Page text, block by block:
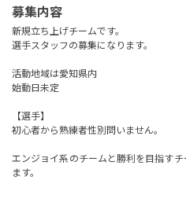
募集内容
新規立ち上げチームです。
選手スタッフの募集になります。
活動地域は愛知県内
始動日未定
【選手】
初心者から熟練者性別問いません。
エンジョイ系のチームと勝利を目指す
ます。